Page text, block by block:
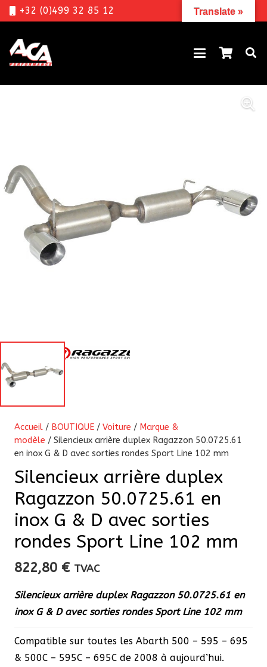
+32 (0)499 32 85 12
Accueil / BOUTIQUE / Voiture / Marque &
modèle / Silencieux arrière duplex Ragazzon 50.0725.61
en inox G & D avec sorties rondes Sport Line 102 mm
Silencieux arrière duplex
Ragazzon 50.0725.61 en
inox G & D avec sorties
rondes Sport Line 102 mm
822,80 € TVAC
Silencieux arrière duplex Ragazzon 50.0725.61 en
inox G & D avec sorties rondes Sport Line 102 mm
Compatible sur toutes les Abarth 500 – 595 – 695
& 500C – 595C – 695C de 2008 à aujourd’hui.
Translate »